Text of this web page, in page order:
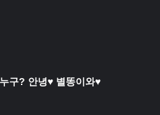
구? 안녕♥ 별똥이와♥